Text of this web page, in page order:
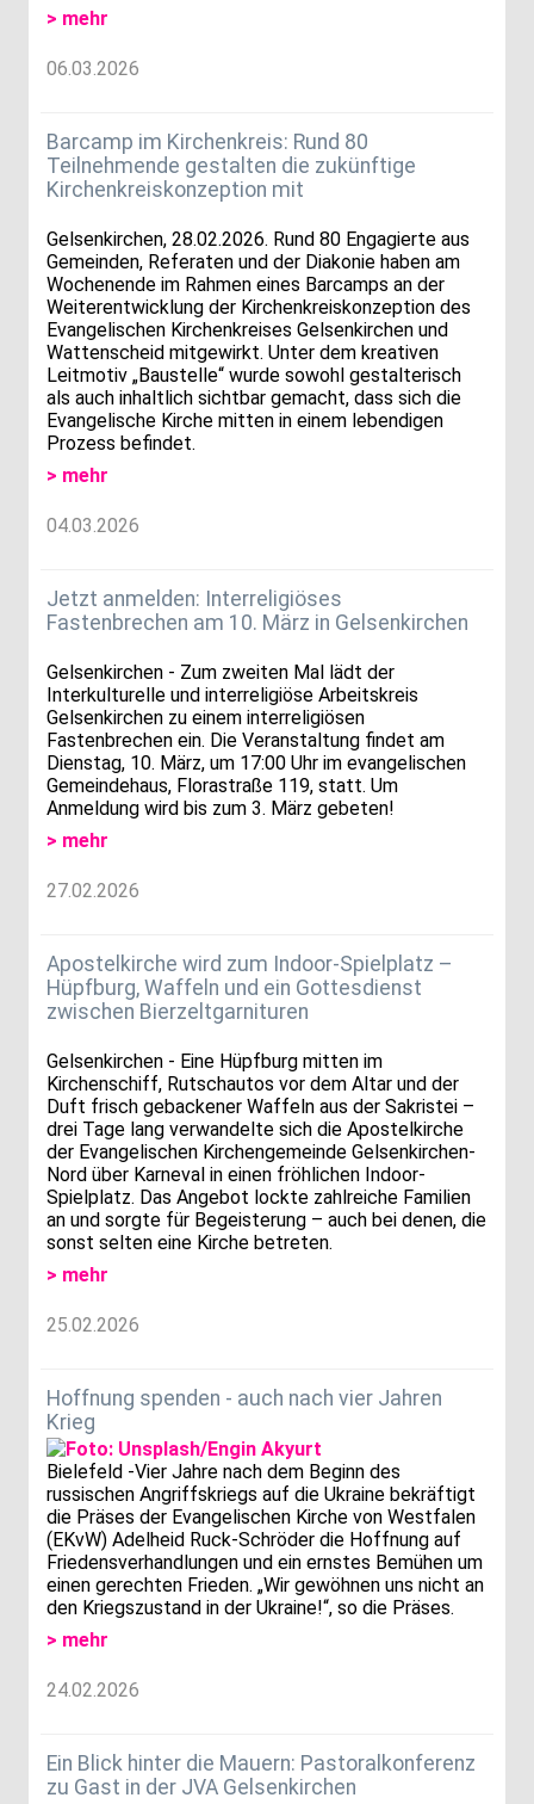
> mehr
06.03.2026
Barcamp im Kirchenkreis: Rund 80
Teilnehmende gestalten die zukünftige
Kirchenkreiskonzeption mit
Gelsenkirchen, 28.02.2026. Rund 80 Engagierte aus
Gemeinden, Referaten und der Diakonie haben am
Wochenende im Rahmen eines Barcamps an der
Weiterentwicklung der Kirchenkreiskonzeption des
Evangelischen Kirchenkreises Gelsenkirchen und
Wattenscheid mitgewirkt. Unter dem kreativen
Leitmotiv „Baustelle“ wurde sowohl gestalterisch
als auch inhaltlich sichtbar gemacht, dass sich die
Evangelische Kirche mitten in einem lebendigen
Prozess befindet.
> mehr
04.03.2026
Jetzt anmelden: Interreligiöses
Fastenbrechen am 10. März in Gelsenkirchen
Gelsenkirchen - Zum zweiten Mal lädt der
Interkulturelle und interreligiöse Arbeitskreis
Gelsenkirchen zu einem interreligiösen
Fastenbrechen ein. Die Veranstaltung findet am
Dienstag, 10. März, um 17:00 Uhr im evangelischen
Gemeindehaus, Florastraße 119, statt. Um
Anmeldung wird bis zum 3. März gebeten!
> mehr
27.02.2026
Apostelkirche wird zum Indoor-Spielplatz –
Hüpfburg, Waffeln und ein Gottesdienst
zwischen Bierzeltgarnituren
Gelsenkirchen - Eine Hüpfburg mitten im
Kirchenschiff, Rutschautos vor dem Altar und der
Duft frisch gebackener Waffeln aus der Sakristei –
drei Tage lang verwandelte sich die Apostelkirche
der Evangelischen Kirchengemeinde Gelsenkirchen-
Nord über Karneval in einen fröhlichen Indoor-
Spielplatz. Das Angebot lockte zahlreiche Familien
an und sorgte für Begeisterung – auch bei denen, die
sonst selten eine Kirche betreten.
> mehr
25.02.2026
Hoffnung spenden - auch nach vier Jahren
Krieg
Bielefeld -Vier Jahre nach dem Beginn des
russischen Angriffskriegs auf die Ukraine bekräftigt
die Präses der Evangelischen Kirche von Westfalen
(EKvW) Adelheid Ruck-Schröder die Hoffnung auf
Friedensverhandlungen und ein ernstes Bemühen um
einen gerechten Frieden. „Wir gewöhnen uns nicht an
den Kriegszustand in der Ukraine!“, so die Präses.
> mehr
24.02.2026
Ein Blick hinter die Mauern: Pastoralkonferenz
zu Gast in der JVA Gelsenkirchen